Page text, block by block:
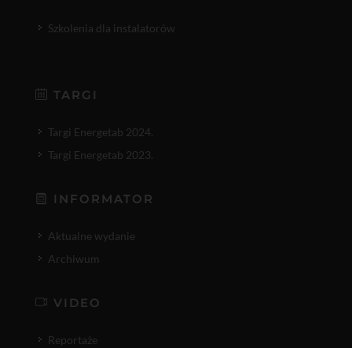
Szkolenia dla instalatorów
TARGI
Targi Energetab 2024.
Targi Energetab 2023.
INFORMATOR
Aktualne wydanie
Archiwum
VIDEO
Reportaże